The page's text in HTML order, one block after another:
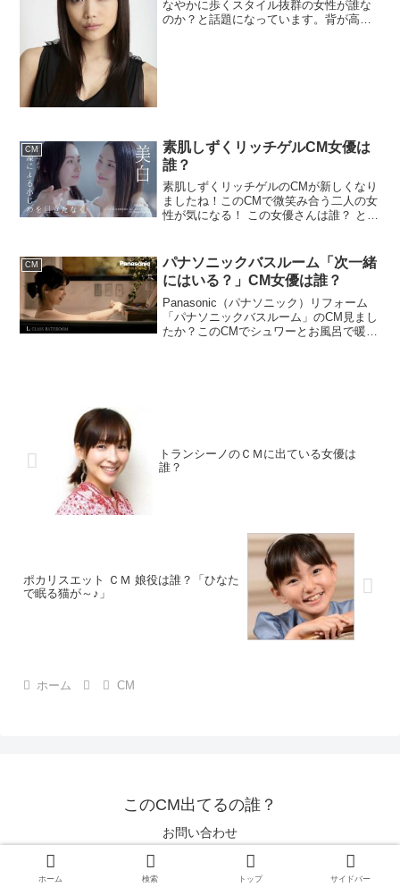
なやかに歩くスタイル抜群の女性が誰な
のか？と話題になっています。背が高く
CM
素肌しずくリッチゲルCM女優は
誰？
素肌しずくリッチゲルのCMが新しくなり
ましたね！このCMで微笑み合う二人の女
性が気になる！ この女優さんは誰？ と話
「美白だったり、潤いだったり。」二人
の女性は、別々の...
CM
パナソニックバスルーム「次一緒
にはいる？」CM女優は誰？
Panasonic（パナソニック）リフォーム
「パナソニックバスルーム」のCM見まし
たか？このCMでシュワーとお風呂で暖ま
トランシーノのＣＭに出ている女優は
誰？
ポカリスエット ＣＭ 娘役は誰？「ひなた
で眠る猫が～♪」
ホーム CM
このCM出てるの誰？
お問い合わせ
© 2016 このCM出てるの誰？.
ホーム 検索 トップ サイドバー